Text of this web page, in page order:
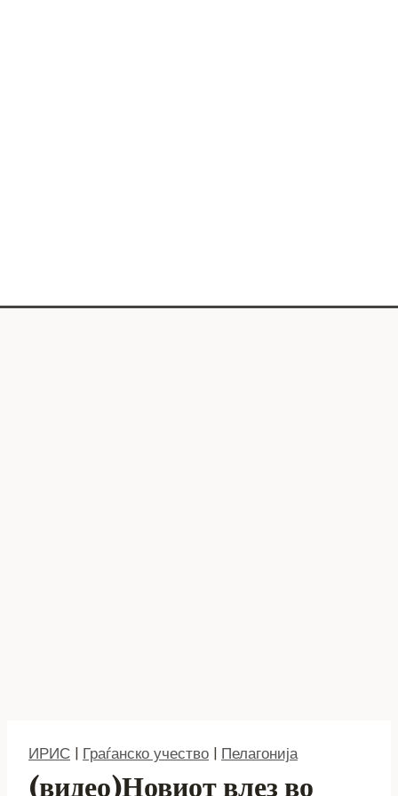
ИРИС | Граѓанско учество | Пелагонија
(видео)Новиот влез во